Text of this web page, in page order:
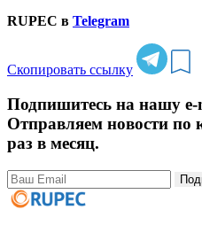
RUPEC в Telegram
Скопировать ссылку
Подпишитесь на нашу
Отправляем новости по
раз в месяц.